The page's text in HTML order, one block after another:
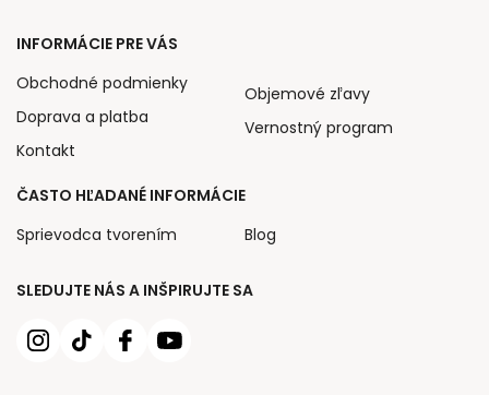
SLEDUJTE NÁS A INŠPIRUJTE SA
INFORMÁCIE PRE VÁS
Obchodné podmienky
Doprava a platba
Kontakt
Objemové zľavy
Vernostný program
ČASTO HĽADANÉ INFORMÁCIE
Sprievodca tvorením
Blog